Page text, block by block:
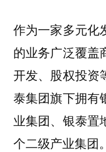
作为一家多元化
的业务广泛覆盖
开发、股权投资
泰集团旗下拥有
业集团、银泰置
个二级产业集团。